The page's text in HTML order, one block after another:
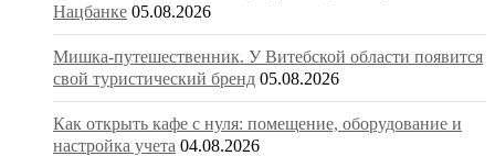
Нацбанке 05.08.2026
Мишка-путешественник. У Витебской области появится
свой туристический бренд 05.08.2026
Как открыть кафе с нуля: помещение, оборудование и
настройка учета 04.08.2026